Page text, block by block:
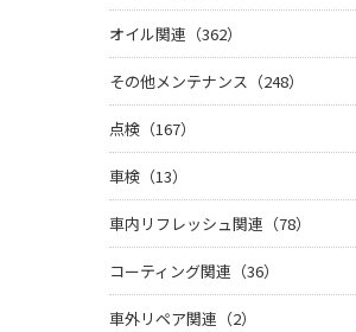
オイル関連（362）
その他メンテナンス（248）
点検（167）
車検（13）
車内リフレッシュ関連（78）
コーティング関連（36）
車外リペア関連（2）